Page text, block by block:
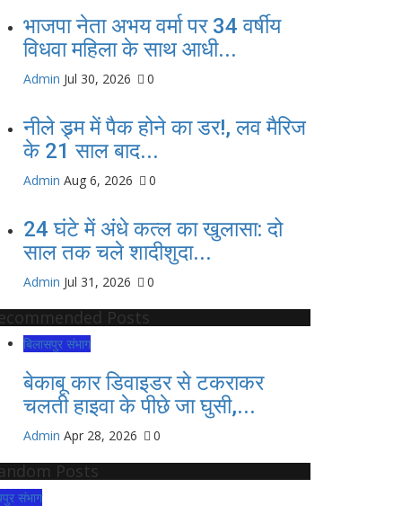
भाजपा नेता अभय वर्मा पर 34 वर्षीय
विधवा महिला के साथ आधी...
Admin Jul 30, 2026 0
नीले ड्र्म में पैक होने का डर!, लव मैरिज
के 21 साल बाद...
Admin Aug 6, 2026 0
24 घंटे में अंधे कत्ल का खुलासा: दो
साल तक चले शादीशुदा...
Admin Jul 31, 2026 0
Posts
बिलासपुर संभाग
बेकाबू कार डिवाइडर से टकराकर
चलती हाइवा के पीछे जा घुसी,...
Admin Apr 28, 2026 0
Posts
संभाग